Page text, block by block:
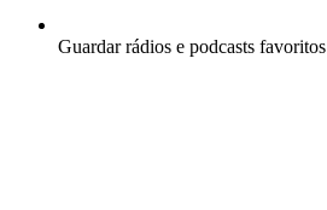
Guardar rádios e podcasts favoritos